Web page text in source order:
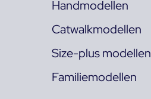
Handmodellen
Catwalkmodellen
Size-plus modellen
Familiemodellen